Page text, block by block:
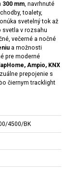
300 mm, navrhnuté
toalety,
svetelný tok až
svetla v rozsahu
večerné a nočné
a možnosti
pre moderné
Ampio, KNX
prepojenie s
čiernym tracklight
4500/BK